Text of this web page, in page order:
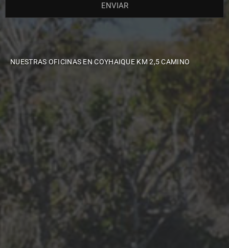
NUESTRAS OFICINAS EN COYHAIQUE KM 2,5 CAMINO